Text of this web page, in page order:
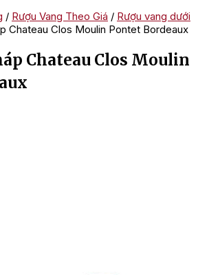
/ Rượu Vang Theo Giá / Rượu vang dưới
Chateau Clos Moulin Pontet Bordeaux
Chateau Clos Moulin